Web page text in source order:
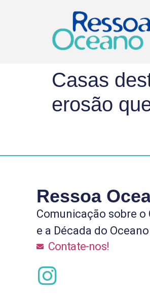
Casas
erosão
Ressoa
Comunicação sobre o
e a Década do Oceano
Contate-nos!